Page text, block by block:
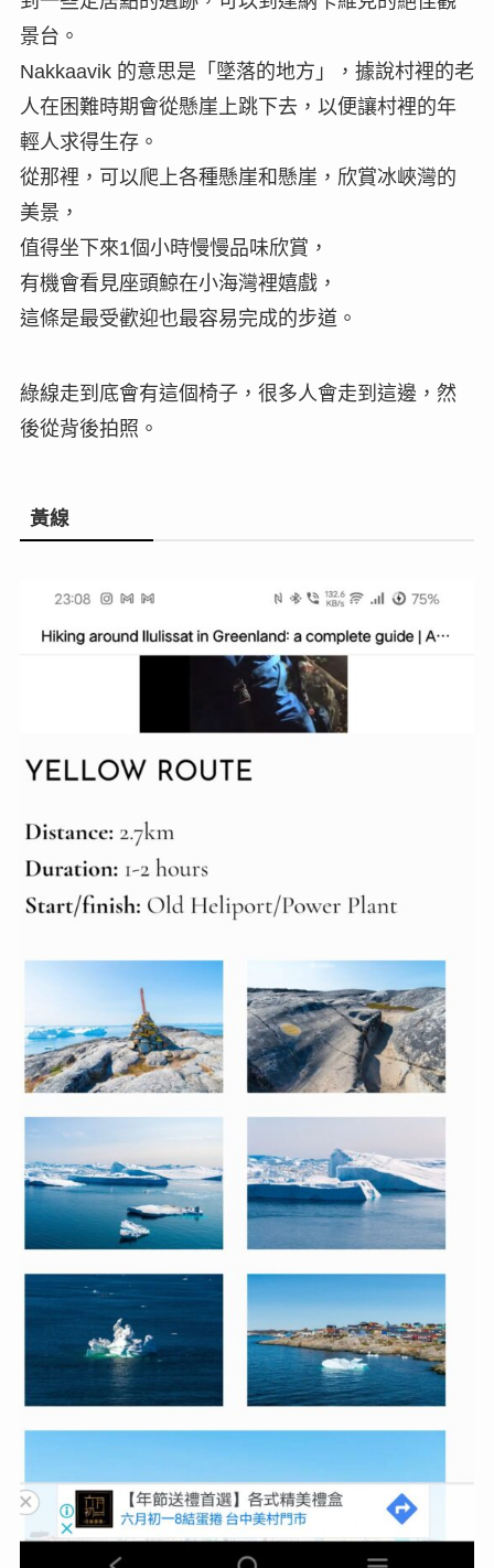
景台。
Nakkaavik 的意思是「墜落的地方」，據說村裡的老
人在困難時期會從懸崖上跳下去，以便讓村裡的年
輕人求得生存。
從那裡，可以爬上各種懸崖和懸崖，欣賞冰峽灣的
美景，
值得坐下來1個小時慢慢品味欣賞，
有機會看見座頭鯨在小海灣裡嬉戲，
這條是最受歡迎也最容易完成的步道。
綠線走到底會有這個椅子，很多人會走到這邊，然
後從背後拍照。
黃線